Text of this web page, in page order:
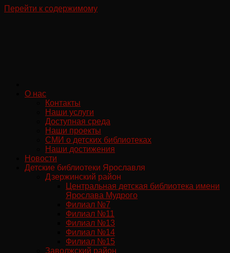
Перейти к содержимому
О нас
Контакты
Наши услуги
Доступная среда
Наши проекты
СМИ о детских библиотеках
Наши достижения
Новости
Детские библиотеки Ярославля
Дзержинский район
Центральная детская библиотека имени
Ярослава Мудрого
Филиал №7
Филиал №11
Филиал №13
Филиал №14
Филиал №15
Заволжский район